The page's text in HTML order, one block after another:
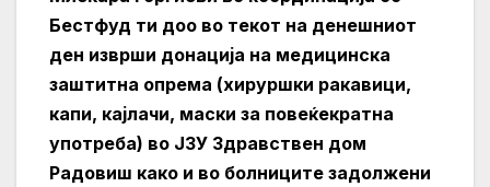
Бестфуд ти доо во текот на денешниот
ден изврши донација на медицинска
заштитна опрема (хируршки ракавици,
капи, кајлачи, маски за повеќекратна
употреба) во ЈЗУ Здравствен дом
Радовиш како и во болниците задолжени